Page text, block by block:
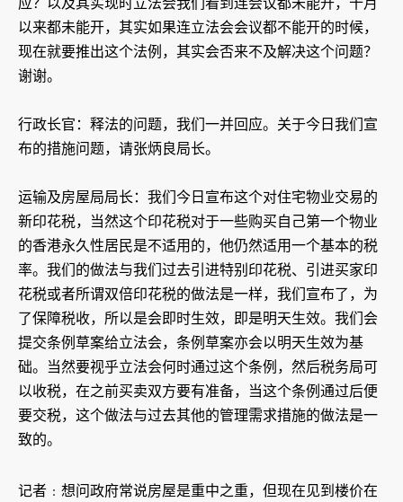
以来都未能开，其实如果连立法会会议都不能开的时候，
现在就要推出这个法例，其实会否来不及解决这个问题？
谢谢。
行政长官：释法的问题，我们一并回应。关于今日我们宣
布的措施问题，请张炳良局长。
运输及房屋局局长：我们今日宣布这个对住宅物业交易的
新印花税，当然这个印花税对于一些购买自己第一个物业
的香港永久性居民是不适用的，他仍然适用一个基本的税
率。我们的做法与我们过去引进特别印花税、引进买家印
花税或者所谓双倍印花税的做法是一样，我们宣布了，为
了保障税收，所以是会即时生效，即是明天生效。我们会
提交条例草案给立法会，条例草案亦会以明天生效为基
础。当然要视乎立法会何时通过这个条例，然后税务局可
以收税，在之前买卖双方要有准备，当这个条例通过后便
要交税，这个做法与过去其他的管理需求措施的做法是一
致的。
记者﹕想问政府常说房屋是重中之重，但现在见到楼价在